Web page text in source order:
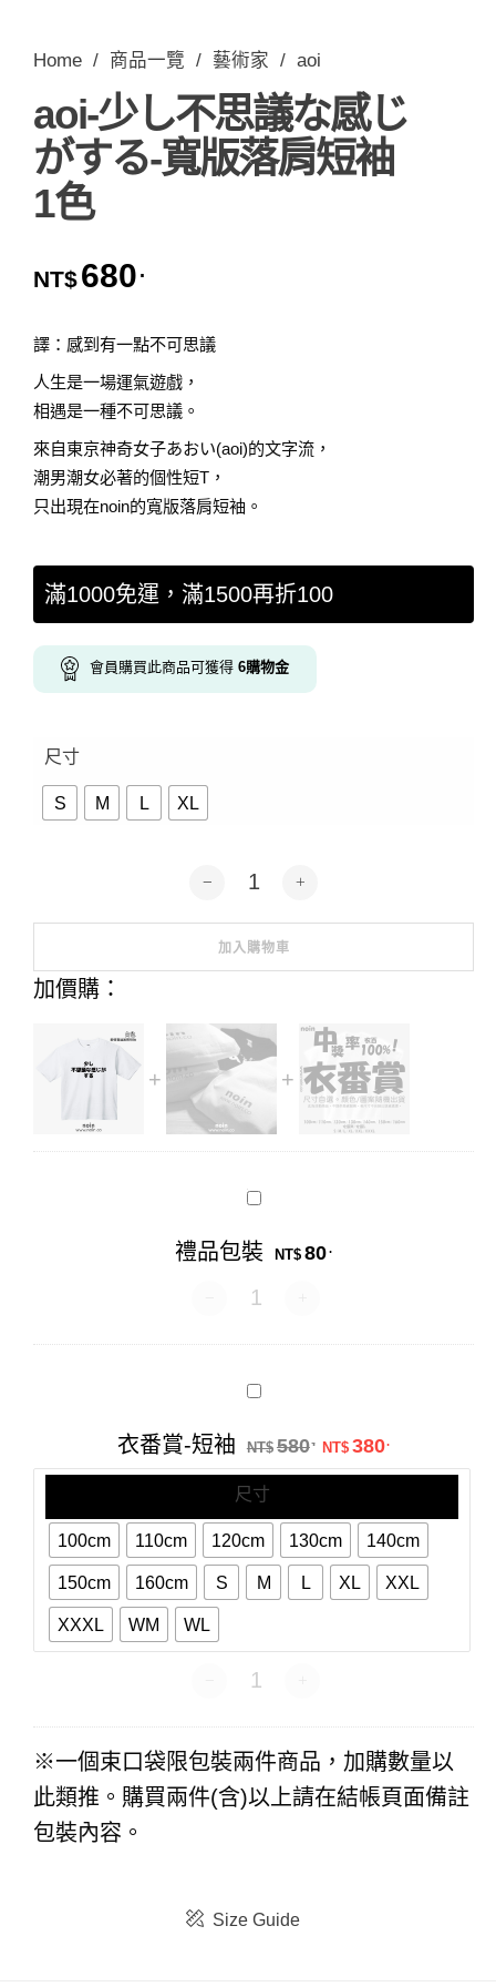
Home / 商品一覽 / 藝術家 / aoi
aoi-少し不思議な感じ
がする-寬版落肩短袖
1色
NT$680 .
譯：感到有一點不可思議
人生是一場運氣遊戲，
相遇是一種不可思議。
來自東京神奇女子あおい(aoi)的文字流，
潮男潮女必著的個性短T，
只出現在noin的寬版落肩短袖。
滿1000免運，滿1500再折100
會員購買此商品可獲得 6購物金
尺寸
S M L XL
aoi-少し不思議な感じがする-寬版落
加入購物車
Alternative:
加價購：
禮
裝
禮品包裝 NT$ 80.
禮品包裝 數量
衣
短
袖
衣番賞-短袖 NT$ 580. 原始價格：
NT$ 380.目前價格
尺寸
100cm 110cm 120cm 130cm 140cm
150cm 160cm S M L XL XXL
XXXL WM WL
衣番賞-短袖 數量
※一個束口袋限包裝兩件商品，加購數量以
此類推。購買兩件(含)以上請在結帳頁面備註
包裝內容。
Size Guide